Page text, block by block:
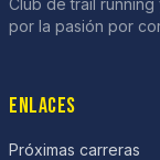
Club de trail running
por la pasión por
ENLACES
Próximas carreras